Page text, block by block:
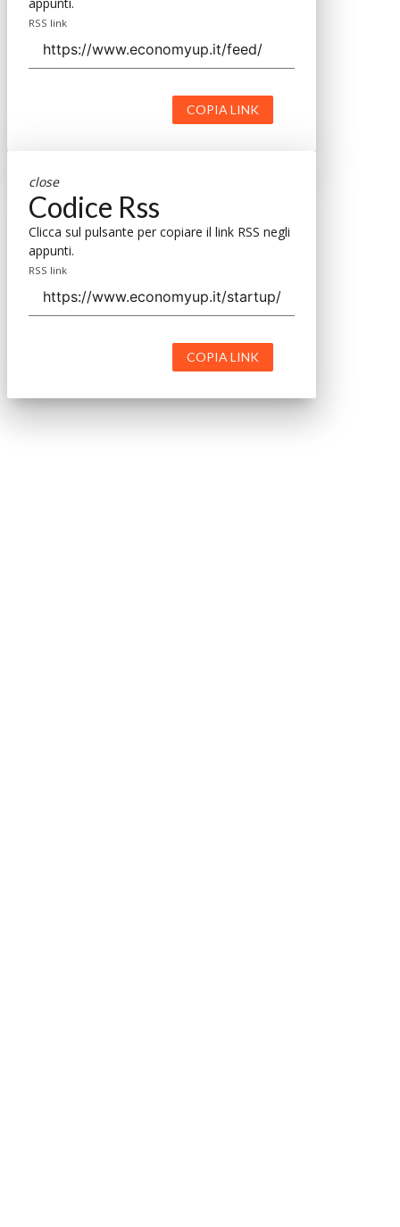
RSS link
COPIA LINK
close
Codice Rss
Clicca sul pulsante per copiare il link RSS negli
appunti.
RSS link
COPIA LINK